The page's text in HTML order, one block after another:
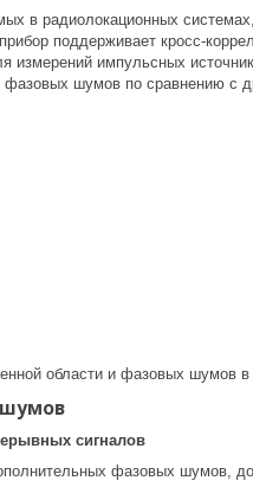
в радиолокационных
поддерживает кросс-
импульсных
фазовых шумов по сравнению с
области и фазовых шумов в
сигналов
фазовых шумов,